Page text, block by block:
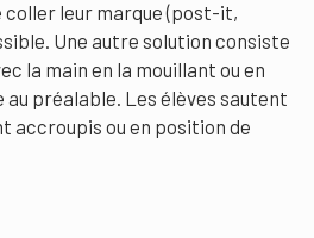
leur marque (post-it,
Une autre solution consiste
la main en la mouillant ou en
au préalable. Les élèves sautent
accroupis ou en position de